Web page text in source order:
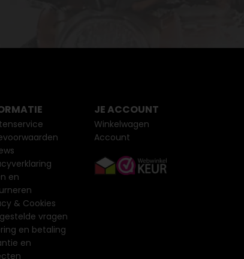
en
& Cookies
vragen
en betaling
en
JE ACCOUNT
Winkelwagen
Account